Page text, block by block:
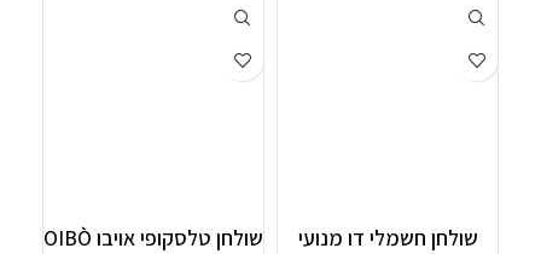
שולחן חשמלי דו מנועי שולחן טלסקופי אויבו OIBÒ